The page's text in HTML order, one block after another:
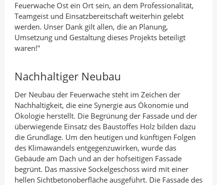
Feuerwache Ost ein Ort sein, an dem Professionalität,
Teamgeist und Einsatzbereitschaft weiterhin gelebt
werden. Unser Dank gilt allen, die an Planung,
Umsetzung und Gestaltung dieses Projekts beteiligt
waren!"
Nachhaltiger Neubau
Der Neubau der Feuerwache steht im Zeichen der
Nachhaltigkeit, die eine Synergie aus Ökonomie und
Ökologie herstellt. Die Begrünung der Fassade und der
überwiegende Einsatz des Baustoffes Holz bilden dazu
die Grundlage. Um den heutigen und künftigen Folgen
des Klimawandels entgegenzuwirken, wurde das
Gebäude am Dach und an der hofseitigen Fassade
begrünt. Das massive Sockelgeschoss wird mit einer
hellen Sichtbetonoberfläche ausgeführt. Die Fassade des